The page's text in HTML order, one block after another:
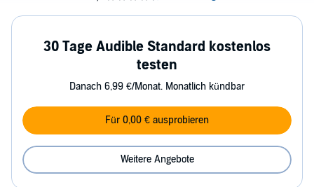
30 Tage Audible Standard kostenlos
testen
Danach 6,99 €/Monat. Monatlich kündbar
Für 0,00 € ausprobieren
Weitere Angebote